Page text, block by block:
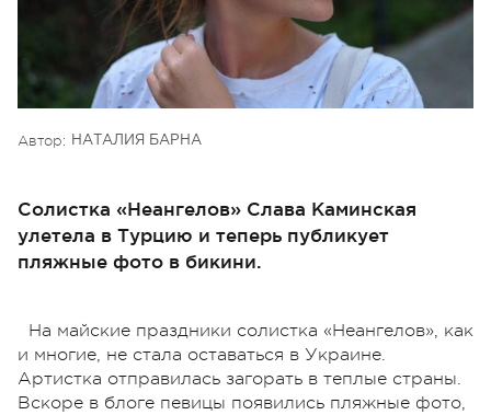
Автор: НАТАЛИЯ БАРНА
Солистка «Неангелов» Слава Каминская
улетела в Турцию и теперь публикует
пляжные фото в бикини.
На майские праздники солистка «Неангелов», как
и многие, не стала оставаться в Украине.
Артистка отправилась загорать в теплые страны.
Вскоре в блоге певицы появились пляжные фото,